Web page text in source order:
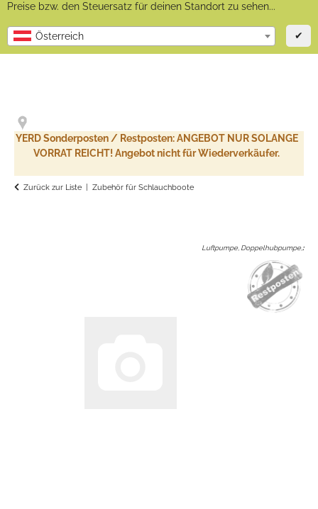
Preise bzw. den Steuersatz für deinen Standort zu sehen...
Österreich ✔
YERD Sonderposten / Restposten: ANGEBOT NUR SOLANGE
VORRAT REICHT! Angebot nicht für Wiederverkäufer.
Zurück zur Liste Zubehör für Schlauchboote
Luftpumpe, Doppelhubpumpe,: